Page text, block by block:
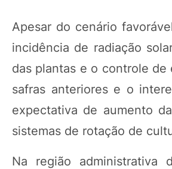
Apesar do cenário
incidência de radiação
das plantas e o controle de
safras anteriores e o
expectativa de aumento
sistemas de rotação de
Na região administrativa